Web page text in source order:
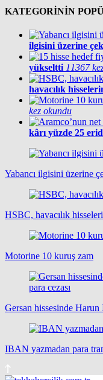
KATEGORİNİN
ilgisini üzerine
yükseltti 11367
havacılık
kez okundu
kârı yüzde 25
Yabancı ilgisini üzerine
HSBC, havacılık
Motorine 10 kuruş zam
Gersan hissesinde
IBAN yazmadan para